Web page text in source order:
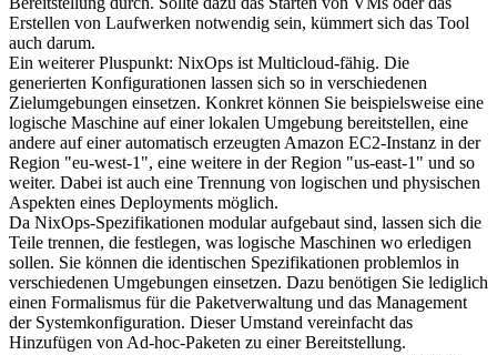
Erstellen von Laufwerken notwendig sein, kümmert sich das Tool
auch darum.
Ein weiterer Pluspunkt: NixOps ist Multicloud-fähig. Die
generierten Konfigurationen lassen sich so in verschiedenen
Zielumgebungen einsetzen. Konkret können Sie beispielsweise eine
logische Maschine auf einer lokalen Umgebung bereitstellen, eine
andere auf einer automatisch erzeugten Amazon EC2-Instanz in der
Region "eu-west-1", eine weitere in der Region "us-east-1" und so
weiter. Dabei ist auch eine Trennung von logischen und physischen
Aspekten eines Deployments möglich.
Da NixOps-Spezifikationen modular aufgebaut sind, lassen sich die
Teile trennen, die festlegen, was logische Maschinen wo erledigen
sollen. Sie können die identischen Spezifikationen problemlos in
verschiedenen Umgebungen einsetzen. Dazu benötigen Sie lediglich
einen Formalismus für die Paketverwaltung und das Management
der Systemkonfiguration. Dieser Umstand vereinfacht das
Hinzufügen von Ad-hoc-Paketen zu einer Bereitstellung.